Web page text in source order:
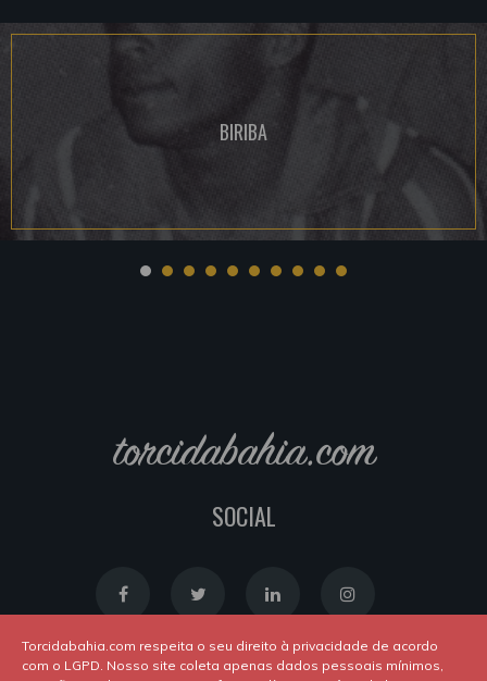
BIRIBA
torcidabahia.com
SOCIAL
Torcidabahia.com respeita o seu direito à privacidade de acordo
com o LGPD. Nosso site coleta apenas dados pessoais mínimos,